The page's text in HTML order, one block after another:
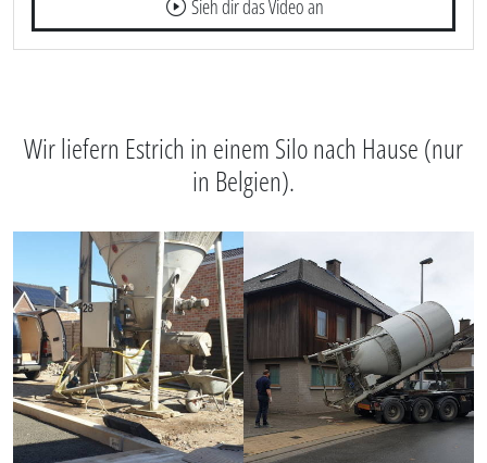
Sieh dir das Video an
Wir liefern Estrich in einem Silo nach Hause (nur
in Belgien).